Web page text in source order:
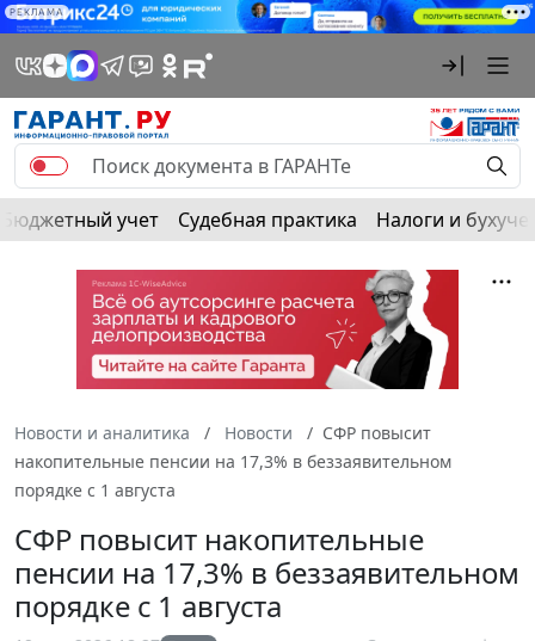
РЕКЛАМА
Бюджетный учет Судебная практика Налоги и
Новости и аналитика Новости
СФР повысит
накопительные пенсии на 17,3% в беззаявительном
порядке с 1 августа
СФР повысит накопительные
пенсии на 17,3% в беззаявительном
порядке с 1 августа